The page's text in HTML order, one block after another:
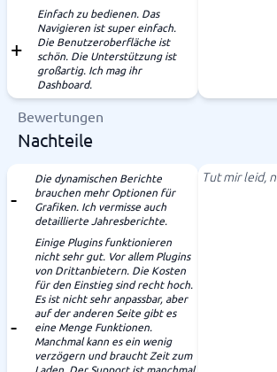
Einfach zu bedienen. Das
Navigieren ist super einfach.
Die Benutzeroberfläche ist
schön. Die Unterstützung ist
großartig. Ich mag ihr
Dashboard.
Bewertungen
Nachteile
Die dynamischen Berichte
brauchen mehr Optionen für
Grafiken. Ich vermisse auch
detaillierte Jahresberichte.
Einige Plugins funktionieren
nicht sehr gut. Vor allem Plugins
von Drittanbietern. Die Kosten
für den Einstieg sind recht hoch.
Es ist nicht sehr anpassbar, aber
auf der anderen Seite gibt es
eine Menge Funktionen.
Manchmal kann es ein wenig
verzögern und braucht Zeit zum
Tut mir leid,